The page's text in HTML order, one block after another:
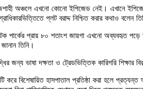
অঞ্চলে এখনো কোনো ইপিজেড নেই। এখানে ইপিজেড
প্লট বরাদ্দ নিশ্চিত করার কথাও বলেন
পার্কের প্রায় ৮০ শতাংশ জায়গা এখনো অব্যবহৃত
তিনি।
জন্য ভাষা দক্ষতা ও ট্রেডভিত্তিক কারিগরি
করে বিশেষায়িত হাসপাতাল প্রতিষ্ঠা করা হলে